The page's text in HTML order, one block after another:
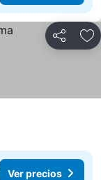
Compartir
Ver precios